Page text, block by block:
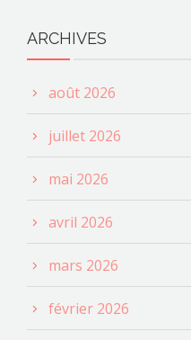
ARCHIVES
août 2026
juillet 2026
mai 2026
avril 2026
mars 2026
février 2026